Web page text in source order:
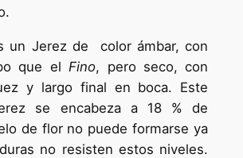
un Jerez de color ámbar, con
que el Fino, pero seco, con
y largo final en boca. Este
se encabeza a 18 % de
de flor no puede formarse ya
no resisten estos niveles.